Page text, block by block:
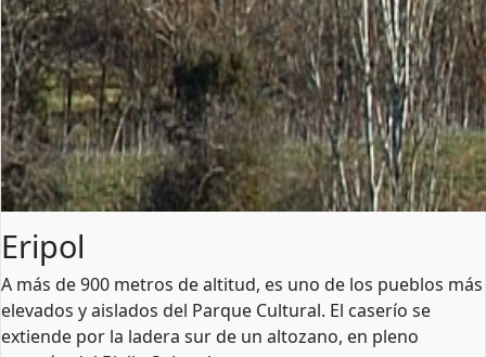
Eripol
A más de 900 metros de altitud, es uno de los pueblos más
elevados y aislados del Parque Cultural. El caserío se
extiende por la ladera sur de un altozano, en pleno